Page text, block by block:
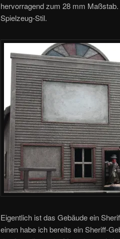
hervorragend zum 28 mm
Spielzeug-Stil.
Eigentlich ist das Gebäude ein
einen habe ich bereits ein Sheriff-